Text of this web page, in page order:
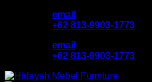
email
+62 813-9903-1773
email
+62 813-9903-1773